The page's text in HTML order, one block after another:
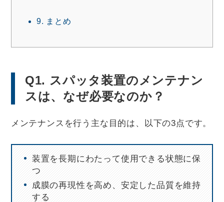
9. まとめ
Q1. スパッタ装置のメンテナン
スは、なぜ必要なのか？
メンテナンスを行う主な目的は、以下の3点です。
装置を長期にわたって使用できる状態に保
つ
成膜の再現性を高め、安定した品質を維持
する